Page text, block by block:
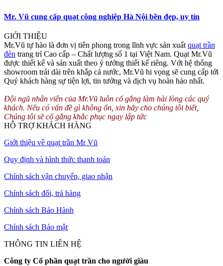
Mr. Vũ cung cấp quạt công nghiệp Hà Nội bền đẹp, uy tín
GIỚI THIỆU
Mr.Vũ tự hào là đơn vị tiên phong trong lĩnh vực sản xuất quạt trần
đèn trang trí Cao cấp – Chất lượng số 1 tại Việt Nam. Quạt Mr.Vũ
được thiết kế và sản xuất theo ý tưởng thiết kế riêng. Với hệ thống
showroom trải dài trên khắp cả nước, Mr.Vũ hi vọng sẽ cung cấp tới
Quý khách hàng sự tiện lợi, tin tưởng và dịch vụ hoàn hảo nhất.
Đội ngũ nhân viên của Mr.Vũ luôn cố gắng làm hài lòng các quý
khách. Nếu có vấn đề gì không ổn, xin hãy cho chúng tôi biết,
Chúng tôi sẽ cố gắng khắc phục ngay lập tức
HỖ TRỢ KHÁCH HÀNG
Giới thiệu về quạt trần Mr Vũ
Quy định và hình thức thanh toán
Chính sách vận chuyển, giao nhận
Chính sách đổi, trả hàng
Chính sách Bảo Hành
Chính sách Bảo mật
THÔNG TIN LIÊN HỆ
Công ty Cổ phần quạt trần cho người giàu